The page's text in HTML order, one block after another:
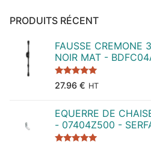
PRODUITS RÉCENT
FAUSSE CREMONE
NOIR MAT -
Note5.00
sur 5
27.96 € HT
EQUERRE DE
- 07404Z500 -